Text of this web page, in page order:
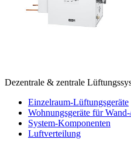
Dezentrale & zentrale
Einzelraum-Lüftungsgeräte
Wohnungsgeräte für
System-Komponenten
Luftverteilung